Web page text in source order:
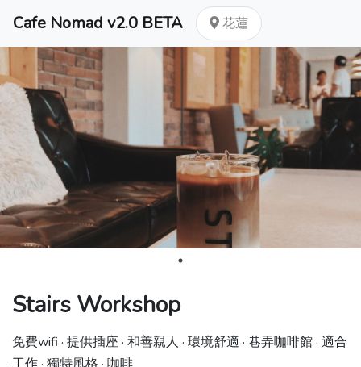
Cafe Nomad v2.0 BETA 花蓮
Stairs Workshop
免費wifi · 提供插座 · 和善親人 · 環境舒適 · 巷弄咖啡館 · 適合